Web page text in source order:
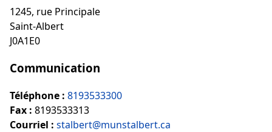
1245, rue Principale
Saint-Albert
J0A1E0
Communication
Téléphone : 8193533300
Fax : 8193533313
Courriel : stalbert@munstalbert.ca